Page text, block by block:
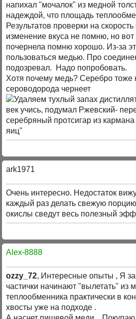
напихал "мочалок" из медной
надеждой, что площадь
Результатов проверки на
изменение вкуса не помню, но вот
почернела помню хорошо. Из-за
пользоваться медью. Про
подозревал. Надо попробовать.
Хотя почему медь? Серебро тоже
сероводорода чернеет
век учись, подумал Ржевский-
серебряный протсигар из
яиц"
ark1971
Очень интересно. Недостаток
каждый раз делать свежую
окислы сведут весь полезный
Alex-8888
ozzy_72, Интересные опыты , Я
частички начинают "вылетать" из
теплообменника практически в
хвосты уже на подходе .